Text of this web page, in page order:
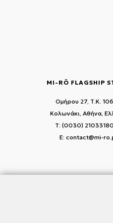
MI-RŌ FLAGSHIP
Ομήρου 27, Τ.Κ.
Κολωνάκι, Αθήνα,
T: (0030)
E: contact@mi-